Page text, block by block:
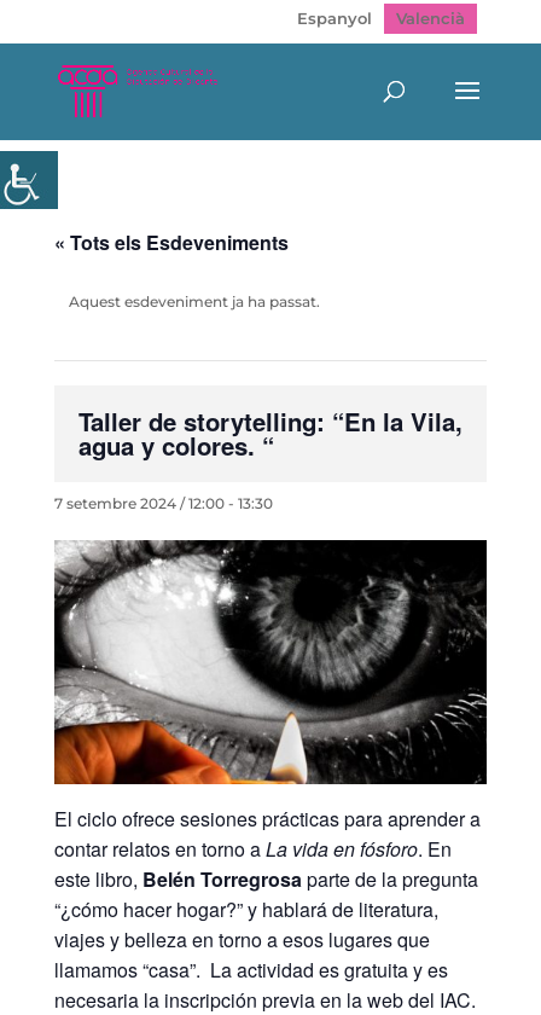
Espanyol Valencià
« Tots els Esdeveniments
Aquest esdeveniment ja ha passat.
Taller de storytelling: “En la Vila,
agua y colores. “
7 setembre 2024 / 12:00- 13:30
El ciclo ofrece sesiones prácticas para aprender a
contar relatos en torno aLa vida en fósforo. En
este libro, Belén Torregrosa parte de la pregunta
“¿cómo hacer hogar?” y hablará de literatura,
viajes y belleza en torno a esos lugares que
llamamos “casa”. La actividad es gratuita y es
necesaria la inscripción previa en la web del IAC.